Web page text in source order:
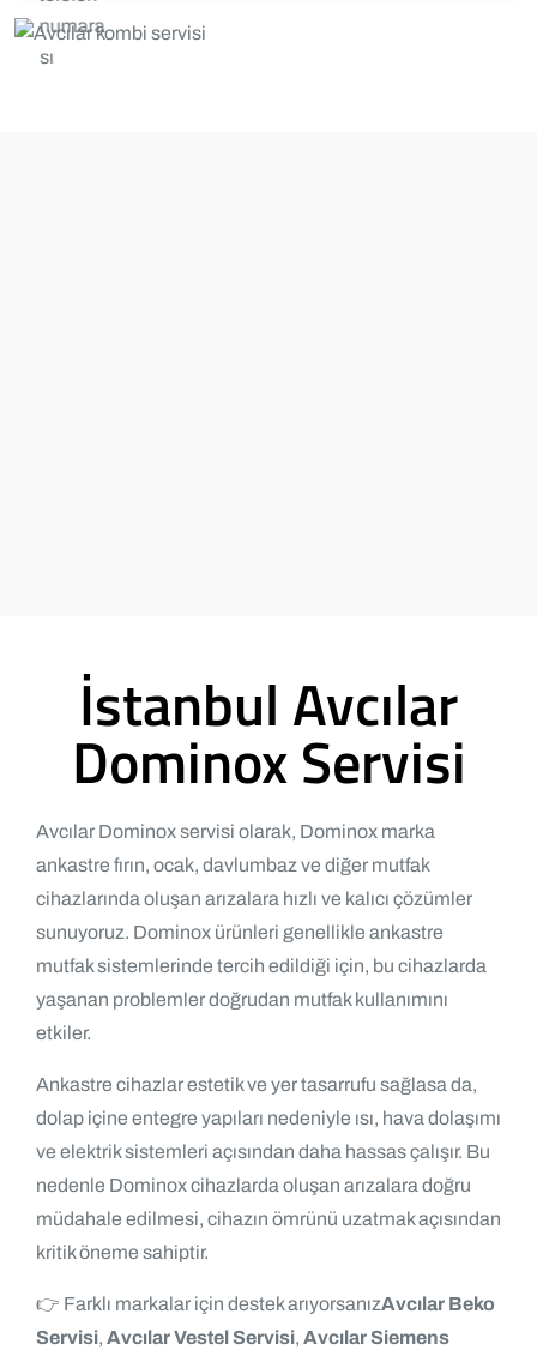
İstanbul Avcılar
Dominox Servisi
Avcılar Dominox servisi olarak, Dominox marka
ankastre fırın, ocak, davlumbaz ve diğer mutfak
cihazlarında oluşan arızalara hızlı ve kalıcı çözümler
sunuyoruz. Dominox ürünleri genellikle ankastre
mutfak sistemlerinde tercih edildiği için, bu cihazlarda
yaşanan problemler doğrudan mutfak kullanımını
etkiler.
Ankastre cihazlar estetik ve yer tasarrufu sağlasa da,
dolap içine entegre yapıları nedeniyle ısı, hava dolaşımı
ve elektrik sistemleri açısından daha hassas çalışır. Bu
nedenle Dominox cihazlarda oluşan arızalara doğru
müdahale edilmesi, cihazın ömrünü uzatmak açısından
kritik öneme sahiptir.
👉 Farklı markalar için destek arıyorsanızAvcılar Beko
Servisi, Avcılar Vestel Servisi, Avcılar Siemens